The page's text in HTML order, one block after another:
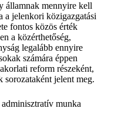
államnak mennyire kell
a jelenkori közigazgatási
fontos közös érték
a közérthetőség,
legalább ennyire
számára éppen
reform részeként,
sorozataként jelent meg.
munka